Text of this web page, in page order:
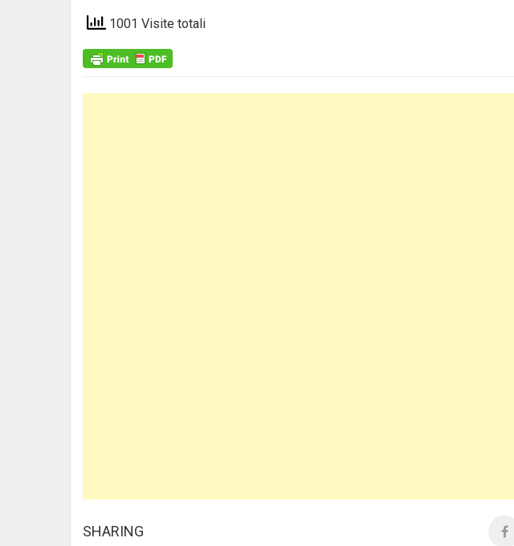
1001 Visite totali
SHARING